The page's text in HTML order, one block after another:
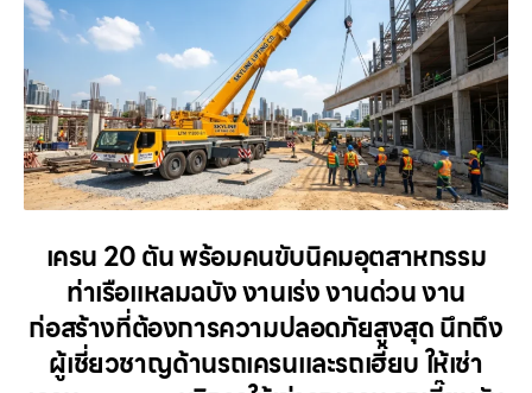
เครน 20 ตัน พร้อมคนขับนิคมอุตสาหกรรม
ท่าเรือแหลมฉบัง งานเร่ง งานด่วน งาน
ก่อสร้างที่ต้องการความปลอดภัยสูงสุด นึกถึง
ผู้เชี่ยวชาญด้านรถเครนและรถเฮี๊ยบ ให้เช่า